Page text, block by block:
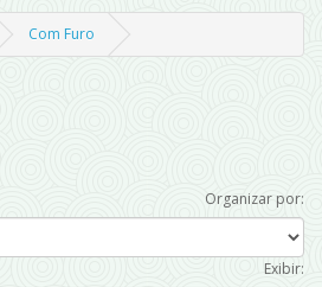
Com Furo
Organizar por:
Exibir: